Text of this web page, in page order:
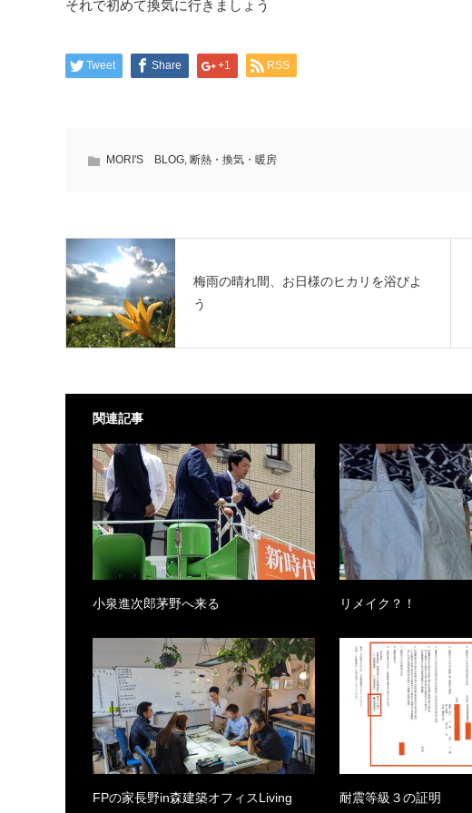
それで初めて換気に行きましょう
Tweet Share +1 RSS
MORI'S BLOG, 断熱・換気・暖房
梅雨の晴れ間、お日様のヒカリを浴びよ
う
関連記事
小泉進次郎茅野へ来る リメイク？！
FPの家長野in森建築オフィスLiving
耐震等級３の証明